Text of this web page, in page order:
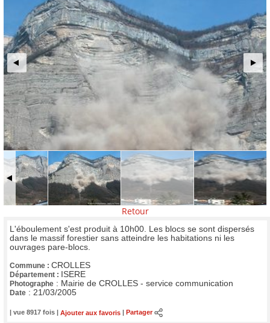
Retour
L'éboulement s'est produit à 10h00. Les blocs se sont dispersés
dans le massif forestier sans atteindre les habitations ni les
ouvrages pare-blocs.
Commune : CROLLES
Département : ISERE
Photographe : Mairie de CROLLES - service communication
Date : 21/03/2005
| vue 8917 fois | Ajouter aux favoris Partager